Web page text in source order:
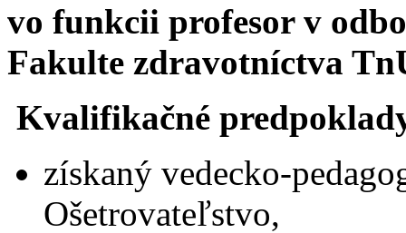
vo funkcii profesor v
Fakulte zdravotníctva
Kvalifikačné
získaný vedecko-
Ošetrovateľstvo,